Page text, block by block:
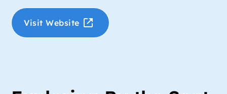
Visit Website